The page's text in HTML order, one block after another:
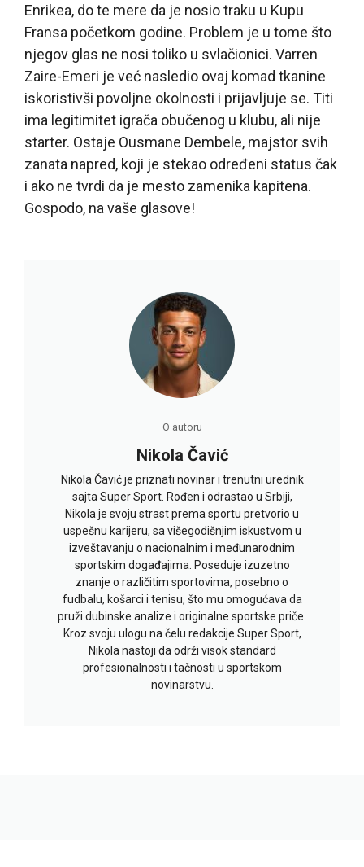
Enrikea, do te mere da je nosio traku u Kupu
Fransa početkom godine. Problem je u tome što
njegov glas ne nosi toliko u svlačionici. Varren
Zaire-Emeri je već nasledio ovaj komad tkanine
iskoristivši povoljne okolnosti i prijavljuje se. Titi
ima legitimitet igrača obučenog u klubu, ali nije
starter. Ostaje Ousmane Dembele, majstor svih
zanata napred, koji je stekao određeni status čak
i ako ne tvrdi da je mesto zamenika kapitena.
Gospodo, na vaše glasove!
O autoru
Nikola Čavić
Nikola Čavić je priznati novinar i trenutni urednik
sajta Super Sport. Rođen i odrastao u Srbiji,
Nikola je svoju strast prema sportu pretvorio u
uspešnu karijeru, sa višegodišnjim iskustvom u
izveštavanju o nacionalnim i međunarodnim
sportskim događajima. Poseduje izuzetno
znanje o različitim sportovima, posebno o
fudbalu, košarci i tenisu, što mu omogućava da
pruži dubinske analize i originalne sportske priče.
Kroz svoju ulogu na čelu redakcije Super Sport,
Nikola nastoji da održi visok standard
profesionalnosti i tačnosti u sportskom
novinarstvu.